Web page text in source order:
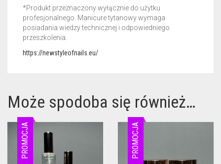
*Produkt przeznaczony wyłącznie do użytku
profesjonalnego. Manicure tytanowy wymaga
posiadania wiedzy technicznej i odpowiedniego
przeszkolenia.
https://newstyleofnails.eu/
Może spodoba się również…
PROMOCJA PROMOCJA